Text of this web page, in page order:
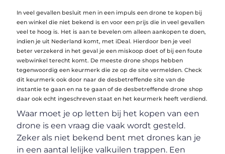
In veel gevallen besluit men in een impuls een drone te kopen bij
een winkel die niet bekend is en voor een prijs die in veel gevallen
veel te hoog is. Het is aan te bevelen om alleen aankopen te doen,
indien je uit Nederland komt, met iDeal. Hierdoor ben je veel
beter verzekerd in het geval je een miskoop doet of bij een foute
webwinkel terecht komt. De meeste drone shops hebben
tegenwoordig een keurmerk die ze op de site vermelden. Check
dit keurmerk ook door naar de desbetreffende site van de
instantie te gaan en na te gaan of de desbetreffende drone shop
daar ook echt ingeschreven staat en het keurmerk heeft verdiend.
Waar moet je op letten bij het kopen van een
drone is een vraag die vaak wordt gesteld.
Zeker als niet bekend bent met drones kan je
in een aantal lelijke valkuilen trappen. Een